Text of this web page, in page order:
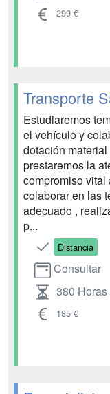
299 €
Transporte
Estudiaremos
el vehículo y
dotación
prestaremos la
compromiso
colaborar en las
adecuado ,
p...
Distancia
Consultar
380 Horas
185 €